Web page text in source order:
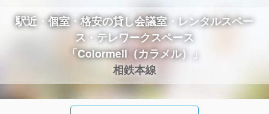
駅近・個室・格安の貸し会議室・レンタルスペー
ス・テレワークスペース
「Colormell（カラメル）」
相鉄本線